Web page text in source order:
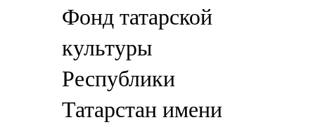
Фонд татарской
культуры
Республики
Татарстан имени